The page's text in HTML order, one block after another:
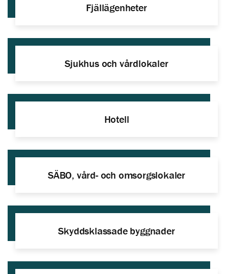
Fjällägenheter
Sjukhus och vårdlokaler
Hotell
SÄBO, vård- och omsorgslokaler
Skyddsklassade byggnader